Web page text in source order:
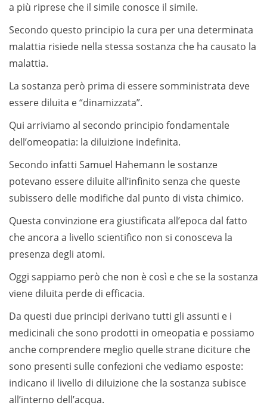
a più riprese che il simile conosce il simile.
Secondo questo principio la cura per una determinata
malattia risiede nella stessa sostanza che ha causato la
malattia.
La sostanza però prima di essere somministrata deve
essere diluita e “dinamizzata”.
Qui arriviamo al secondo principio fondamentale
dell’omeopatia: la diluizione indefinita.
Secondo infatti Samuel Hahemann le sostanze
potevano essere diluite all’infinito senza che queste
subissero delle modifiche dal punto di vista chimico.
Questa convinzione era giustificata all’epoca dal fatto
che ancora a livello scientifico non si conosceva la
presenza degli atomi.
Oggi sappiamo però che non è così e che se la sostanza
viene diluita perde di efficacia.
Da questi due principi derivano tutti gli assunti e i
medicinali che sono prodotti in omeopatia e possiamo
anche comprendere meglio quelle strane diciture che
sono presenti sulle confezioni che vediamo esposte:
indicano il livello di diluizione che la sostanza subisce
all’interno dell’acqua.